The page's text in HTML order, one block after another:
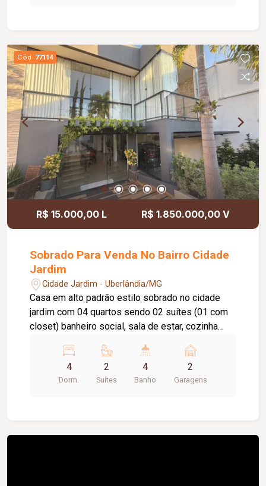
Cód. 77114
R$ 15.000,00 L R$ 1.850.000,00 V
Sobrado Para Venda No Bairro Cidade
Jardim
Cidade Jardim - Uberlândia/MG
Casa em alto padrão estilo sobrado no cidade
jardim com 04 quartos sendo 02 suítes (01 com
closet) banheiro social, sala de estar, cozinha
ampla, escritório, área gourmet ampla com
churrasqueira, fogão a lenha e forno, cozinha em
ilha, lavabo, área molhada com piscina aquecida,
4
Dorm.
2
Suítes
4
Banho
2
Garagens